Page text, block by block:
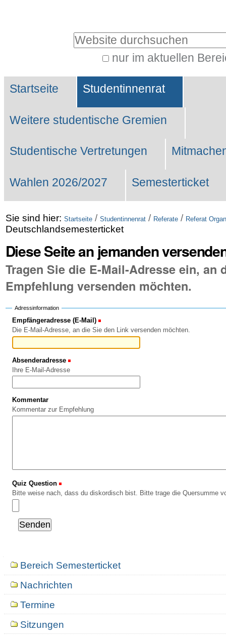
Website durchsuchen
nur im aktuellen
Suche…
Sektionen
Startseite Studentinnenrat
Weitere studentische Gremien
Studentische Vertretungen
Wahlen 2026/2027 Semesterticket
Sie sind hier: Startseite / Studentinnenrat / Referate / Referat
Deutschlandsemesterticket
Diese Seite an jemanden
Tragen Sie die E-Mail-Adresse ein, an
Empfehlung versenden möchten.
Adressinformation
Empfängeradresse (E-Mail)
Die E-Mail-Adresse, an die Sie den Link versenden möchten.
Absenderadresse
Ihre E-Mail-Adresse
Kommentar
Kommentar zur Empfehlung
Quiz Question
Bitte weise nach, dass du diskordisch bist. Bitte trage die Quersumme
NavigationBereich Semesterticket
Nachrichten
Termine
Sitzungen